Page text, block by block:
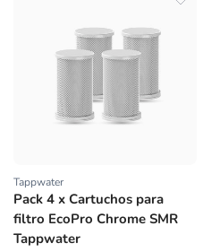
Proveedor:
Tappwater
Pack 4 x Cartuchos para
filtro EcoPro Chrome SMR
Tappwater